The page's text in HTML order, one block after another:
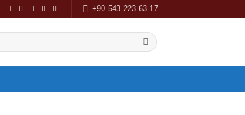
+90 543 223 63 17